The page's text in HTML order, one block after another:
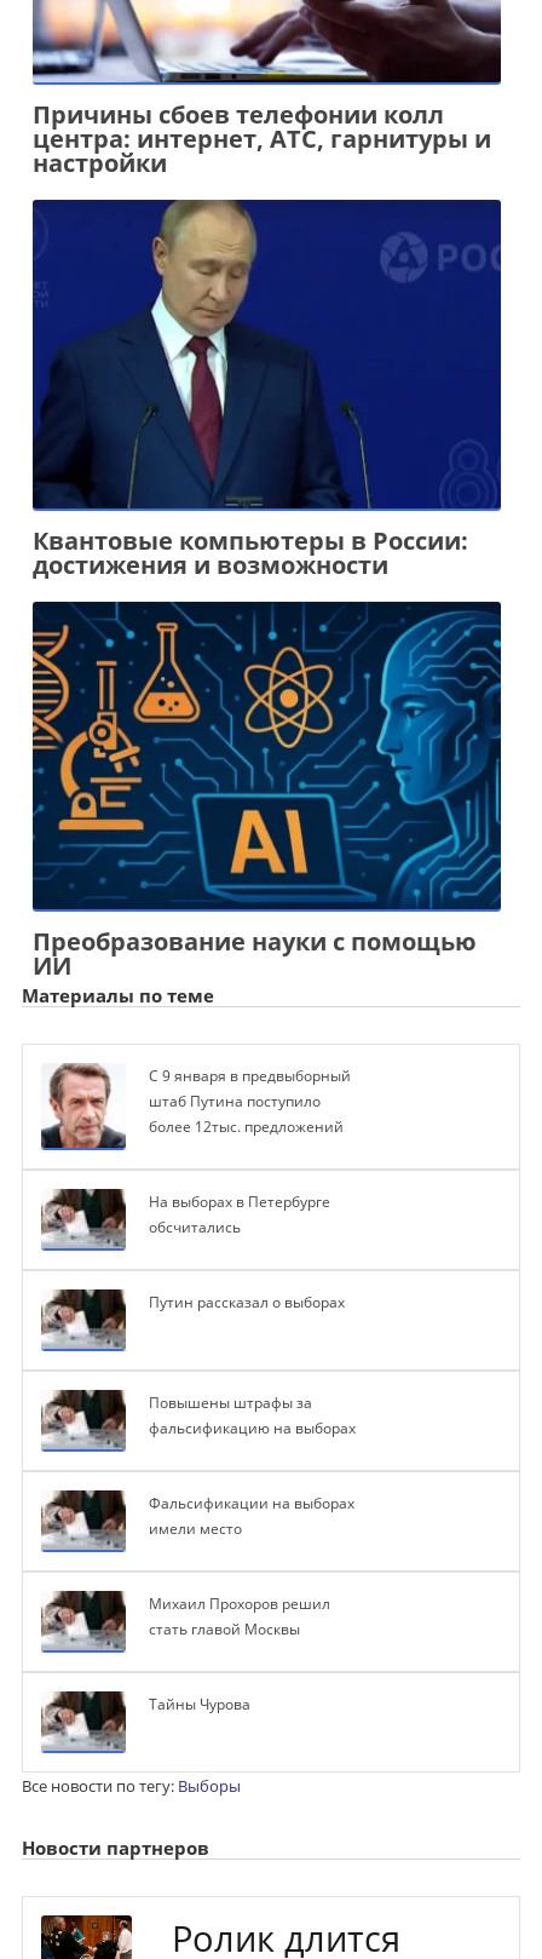
Причины сбоев телефонии колл
центра: интернет, АТС, гарнитуры и
настройки
Квантовые компьютеры в России:
достижения и возможности
Преобразование науки с помощью
ИИ
Материалы по теме
С 9 января в предвыборный
штаб Путина поступило
более 12тыс. предложений
На выборах в Петербурге
обсчитались
Путин рассказал о выборах
Повышены штрафы за
фальсификацию на выборах
Фальсификации на выборах
имели место
Михаил Прохоров решил
стать главой Москвы
Тайны Чурова
Все новости по тегу: Выборы
Новости партнеров
Ролик длится